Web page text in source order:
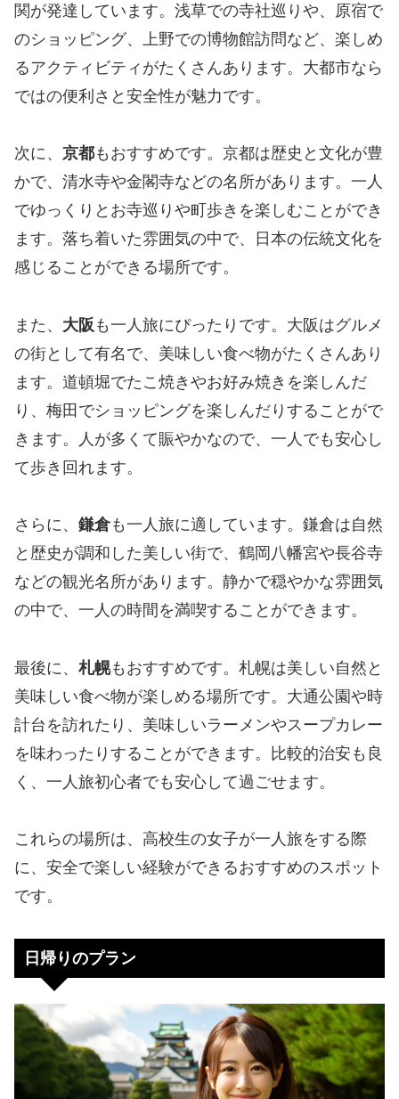
関が発達しています。浅草での寺社巡りや、原宿で
のショッピング、上野での博物館訪問など、楽しめ
るアクティビティがたくさんあります。大都市なら
ではの便利さと安全性が魅力です。
次に、 京都もおすすめです。京都は歴史と文化が豊
かで、清水寺や金閣寺などの名所があります。一人
でゆっくりとお寺巡りや町歩きを楽しむことができ
ます。落ち着いた雰囲気の中で、日本の伝統文化を
感じることができる場所です。
また、 大阪 も一人旅にぴったりです。大阪はグルメ
の街として有名で、美味しい食べ物がたくさんあり
ます。道頓堀でたこ焼きやお好み焼きを楽しんだ
り、梅田でショッピングを楽しんだりすることがで
きます。人が多くて賑やかなので、一人でも安心し
て歩き回れます。
さらに、 鎌倉も一人旅に適しています。鎌倉は自然
と歴史が調和した美しい街で、鶴岡八幡宮や長谷寺
などの観光名所があります。静かで穏やかな雰囲気
の中で、一人の時間を満喫することができます。
最後に、 札幌もおすすめです。札幌は美しい自然と
美味しい食べ物が楽しめる場所です。大通公園や時
計台を訪れたり、美味しいラーメンやスープカレー
を味わったりすることができます。比較的治安も良
く、一人旅初心者でも安心して過ごせます。
これらの場所は、高校生の女子が一人旅をする際
に、安全で楽しい経験ができるおすすめのスポット
です。
日帰りのプラン